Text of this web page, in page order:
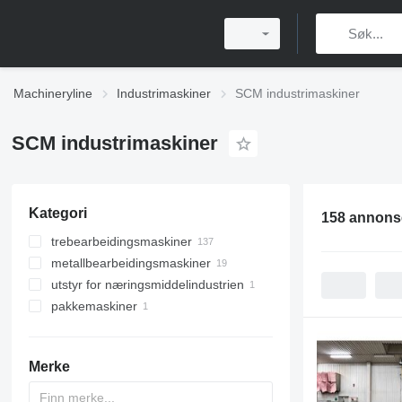
Machineryline Industrimaskiner SCM industrimaskiner
SCM industrimaskiner
Kategori
trebearbeidingsmaskiner
maskineringssentre for tre
tresager
skinnegående bordsager
flerbladsagger
kantbåndmaskiner
trefresemaskiner
metallbearbeidingsmaskiner
maskineringssentre
benkbormaskiner
utstyr for næringsmiddelindustrien
hygienestasjoner
pakkemaskiner
Merke
158